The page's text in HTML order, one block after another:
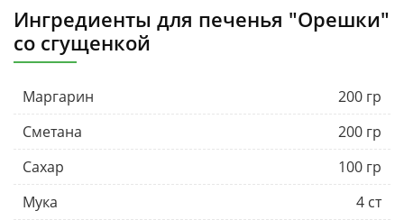
Ингредиенты для печенья "Орешки"
со сгущенкой
Маргарин
200 гр
Сметана
200 гр
Сахар
100 гр
Мука
4 ст